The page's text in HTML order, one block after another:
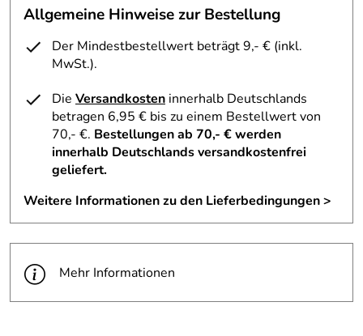
Allgemeine Hinweise zur Bestellung
Der Mindestbestellwert beträgt 9,- € (inkl.
MwSt.).
Die Versandkosten innerhalb Deutschlands
betragen 6,95 € bis zu einem Bestellwert von
70,- €. Bestellungen ab 70,- € werden
innerhalb Deutschlands versandkostenfrei
geliefert.
Weitere Informationen zu den Lieferbedingungen >
Mehr Informationen